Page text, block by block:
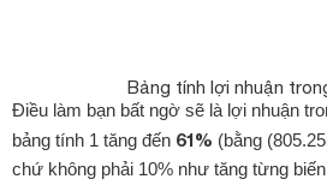
Bảng tính lợi nhuận
Điều làm bạn bất ngờ sẽ là lợi nhuận
bảng tính 1 tăng đến 61% (bằng
chứ không phải 10% như tăng từng